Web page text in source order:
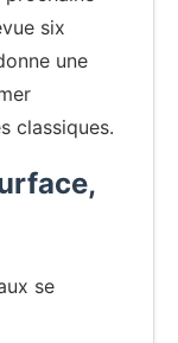
six
une
classiques.
se